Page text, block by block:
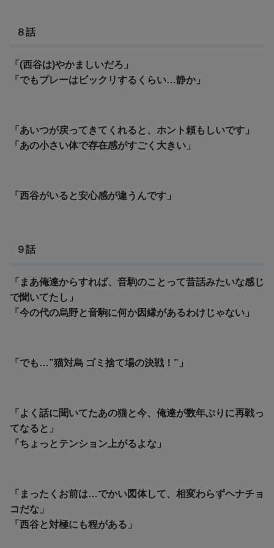
８話
「(西谷は)やかましいだろ」
「でもプレーはビックリするくらい…静か」
「あいつが戻ってきてくれると、ホント頼もしいです」
「あの小さい体で存在感がすごく大きい」
「西谷がいると安心感が違うんです」
９話
「まあ俺達からすれば、音駒のことって昔話みたいな感じ
で聞いてたし」
「今の代の烏野と音駒に何か因縁があるわけじゃない」
「でも…”猫対烏 ゴミ捨て場の決戦！”」
「よく話に聞いてたあの猫と今、俺達が数年ぶりに再戦っ
てなると」
「ちょっとテンション上がるよな」
「まったくお前は…でかい図体して、相変わらずヘナチョ
コだな」
「西谷と対極にも程がある」